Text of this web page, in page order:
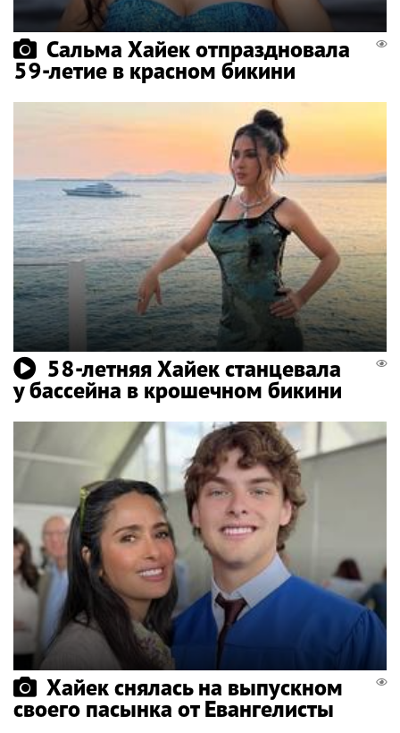
Сальма Хайек отпраздновала
59-летие в красном бикини
58-летняя Хайек станцевала
у бассейна в крошечном бикини
Хайек снялась на выпускном
своего пасынка от Евангелисты